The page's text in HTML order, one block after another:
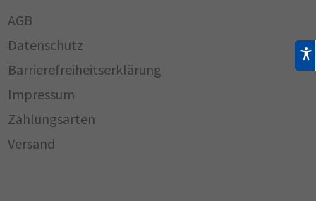
AGB
Datenschutz
Barrierefreiheitserklärung
Impressum
Zahlungsarten
Versand